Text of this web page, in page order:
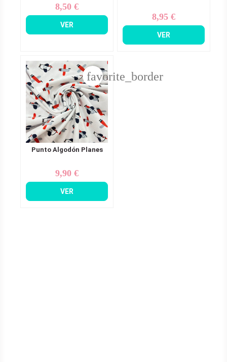
Precio
8,50 €
VER
Precio
8,95 €
VER
Punto Algodón Planes
Precio
9,90 €
VER
favorite_border